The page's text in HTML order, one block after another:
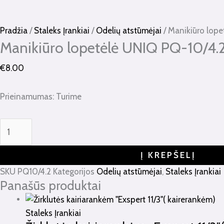
Pradžia / Staleks Įrankiai / Odelių atstūmėjai / Manikiūro
Manikiūro lopetėlė UNIQ PQ-10/
€8.00
Prieinamumas: Turime
lopetėlė
UNIQ
PQ-
10/4.2
Į KREPŠELĮ
SKU PQ10/4.2 Kategorijos Odelių atstūmėjai, Staleks Įrankiai
Panašūs produktai
Staleks Įrankiai